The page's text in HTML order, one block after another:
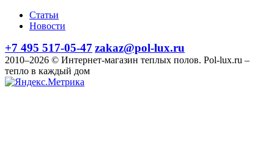
Статьи
Новости
+7 495 517-05-47 zakaz@pol-lux.ru
2010–2026 © Интернет-магазин теплых полов. Pol-lux.ru –
тепло в каждый дом